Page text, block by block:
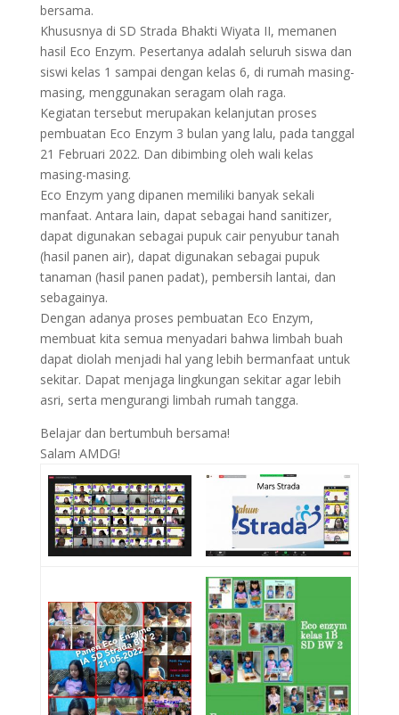
bersama.
Khususnya di SD Strada Bhakti Wiyata II, memanen
hasil Eco Enzym. Pesertanya adalah seluruh siswa dan
siswi kelas 1 sampai dengan kelas 6, di rumah masing-
masing, menggunakan seragam olah raga.
Kegiatan tersebut merupakan kelanjutan proses
pembuatan Eco Enzym 3 bulan yang lalu, pada tanggal
21 Februari 2022. Dan dibimbing oleh wali kelas
masing-masing.
Eco Enzym yang dipanen memiliki banyak sekali
manfaat. Antara lain, dapat sebagai hand sanitizer,
dapat digunakan sebagai pupuk cair penyubur tanah
(hasil panen air), dapat digunakan sebagai pupuk
tanaman (hasil panen padat), pembersih lantai, dan
sebagainya.
Dengan adanya proses pembuatan Eco Enzym,
membuat kita semua menyadari bahwa limbah buah
dapat diolah menjadi hal yang lebih bermanfaat untuk
sekitar. Dapat menjaga lingkungan sekitar agar lebih
asri, serta mengurangi limbah rumah tangga.
Belajar dan bertumbuh bersama!
Salam AMDG!